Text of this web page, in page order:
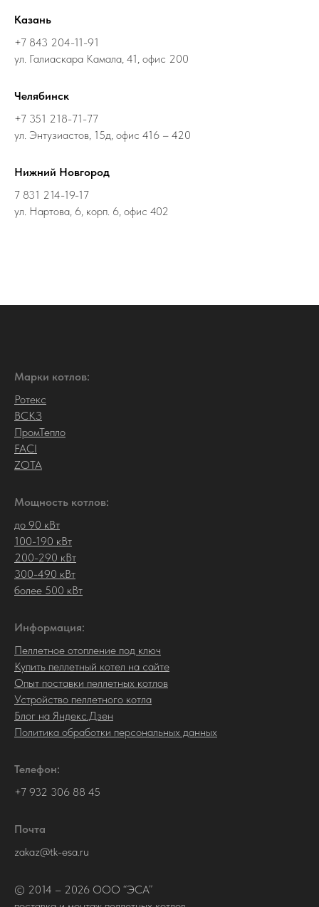
Казань
+7 843 204-11-91
ул. Галиаскара Камала, 41, офис 200
Челябинск
+7 351 218-71-77
ул. Энтузиастов, 15д, офис 416 – 420
Нижний Новгород
7 831 214-19-17
ул. Нартова, 6, корп. 6, офис 402
Марки котлов:
Ротекс
ВСКЗ
ПромТепло
FACI
ZOTA
Мощность котлов:
до 90 кВт
100-190 кВт
200-290 кВт
300-490 кВт
более 500 кВт
Информация:
Пеллетное отопление под ключ
Купить пеллетный котел на сайте
Опыт поставки пеллетных котлов
Устройство пеллетного котла
Блог на Яндекс.Дзен
Политика обработки персональных данных
Телефон:
+7 932 306 88 45
Почта
zakaz@tk-esa.ru
© 2014 – 2026 ООО “ЭСА”